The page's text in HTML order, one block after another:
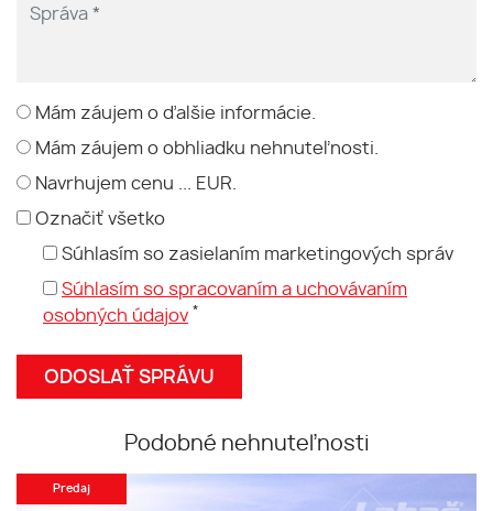
Mám záujem o ďalšie informácie.
Mám záujem o obhliadku nehnuteľnosti.
Navrhujem cenu ... EUR.
Označiť všetko
Súhlasím so zasielaním marketingových správ
Súhlasím so spracovaním a uchovávaním
osobných údajov *
Podobné nehnuteľnosti
Predaj